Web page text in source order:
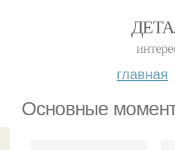
главная
Основные